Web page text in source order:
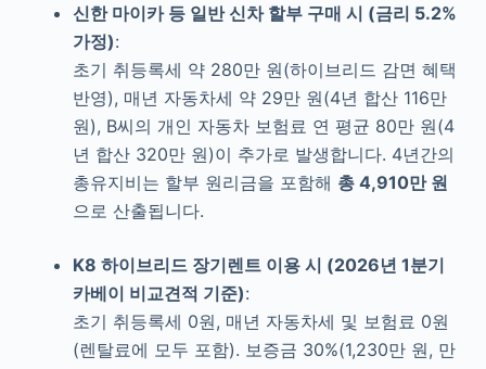
신한 마이카 등 일반 신차 할부 구매 시 (금리 5.2%
가정):
초기 취등록세 약 280만 원(하이브리드 감면 혜택
반영), 매년 자동차세 약 29만 원(4년 합산 116만
원), B씨의 개인 자동차 보험료 연 평균 80만 원(4
년 합산 320만 원)이 추가로 발생합니다. 4년간의
총유지비는 할부 원리금을 포함해 총 4,910만 원
으로 산출됩니다.
K8 하이브리드 장기렌트 이용 시 (2026년 1분기
카베이 비교견적 기준):
초기 취등록세 0원, 매년 자동차세 및 보험료 0원
(렌탈료에 모두 포함). 보증금 30%(1,230만 원, 만